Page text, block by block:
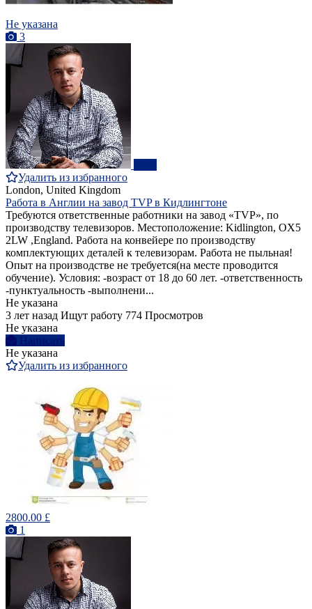
Не указана
3
Удалить из избранного
London, United Kingdom
Работа в Англии на завод ТVP в Кидлингтоне
Требуются ответственные работники на завод «TVP», по
производству телевизоров. Местоположение: Kidlington, OX5
2LW ,England. Работа на конвейере по производству
комплектующих деталей к телевизорам. Работа не пыльная!
Опыт на производстве не требуется(на месте проводится
обучение). Условия: -возраст от 18 до 60 лет. -ответственность
-пунктуальность -выполнени...
Не указана
3 лет назад Ищут работу 774 Просмотров
Не указана
Написать
Не указана
Удалить из избранного
2800.00 £
1